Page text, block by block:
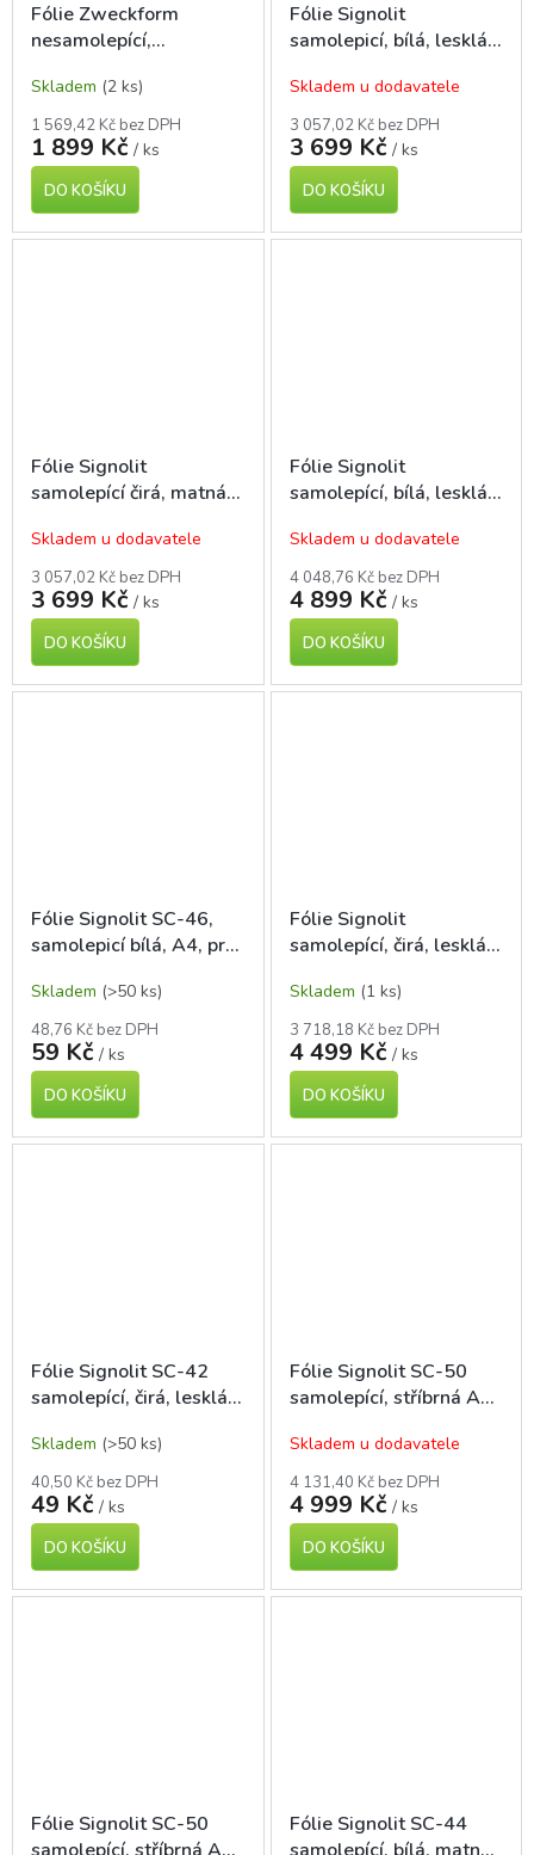
Fólie Zweckform
nesamolepící,
100 l., pro laser tisk
Skladem (2 ks)
1 569,42 Kč bez DPH
1 899 Kč / ks
DO KOŠÍKU
Fólie Signolit
samolepicí, bílá, lesklá
Skladem u dodavatele
3 057,02 Kč bez DPH
3 699 Kč / ks
DO KOŠÍKU
Fólie Signolit
samolepící čirá, matná
tisk
Skladem u dodavatele
3 057,02 Kč bez DPH
3 699 Kč / ks
DO KOŠÍKU
Fólie Signolit
samolepící, bílá, lesklá,
Skladem u dodavatele
4 048,76 Kč bez DPH
4 899 Kč / ks
DO KOŠÍKU
Fólie Signolit SC-46,
samolepicí bílá, A4, pro
Skladem (>50 ks)
48,76 Kč bez DPH
59 Kč / ks
DO KOŠÍKU
Fólie Signolit
samolepící, čirá, lesklá
Skladem (1 ks)
3 718,18 Kč bez DPH
4 499 Kč / ks
DO KOŠÍKU
Fólie Signolit SC-42
samolepící, čirá, lesklá
Skladem (>50 ks)
40,50 Kč bez DPH
49 Kč / ks
DO KOŠÍKU
Fólie Signolit SC-50
samolepící, stříbrná A4,
Skladem u dodavatele
4 131,40 Kč bez DPH
4 999 Kč / ks
DO KOŠÍKU
Fólie Signolit SC-50
Fólie Signolit SC-44